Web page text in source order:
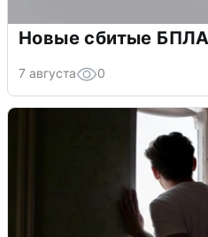
Новые сбитые
7 августа 0